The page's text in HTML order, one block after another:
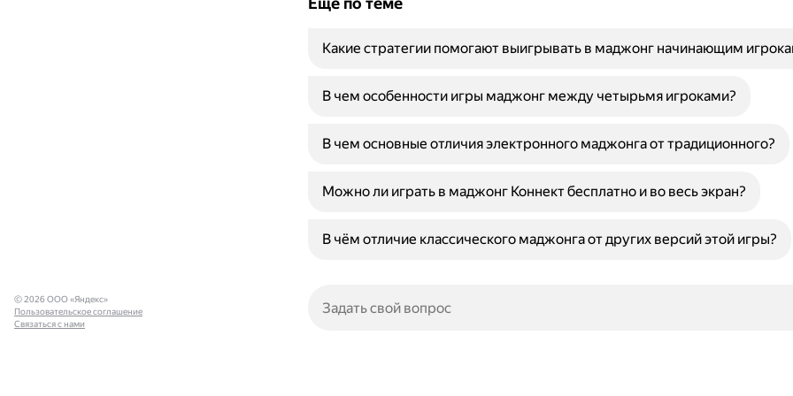
Какие стратегии помогают выигрывать в маджонг начинающим
В чем особенности игры маджонг между четырьмя игроками?
В чем основные отличия электронного маджонга от традиционного?
Можно ли играть в маджонг Коннект бесплатно и во весь экран?
В чём отличие классического маджонга от других версий этой игры?
© 2026 ООО «Яндекс»
Пользовательское соглашение
Связаться с нами